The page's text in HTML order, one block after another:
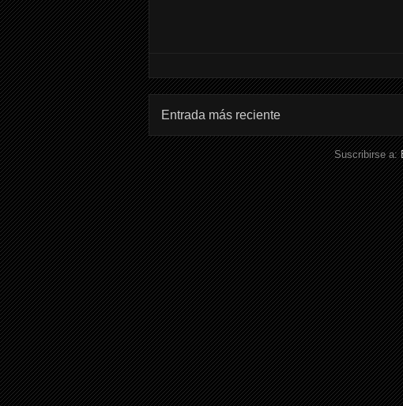
Entrada más reciente
Suscribirse a: